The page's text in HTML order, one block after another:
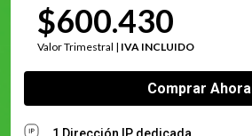
$600.430
Valor Trimestral | IVA INCLUIDO
Comprar Ahora